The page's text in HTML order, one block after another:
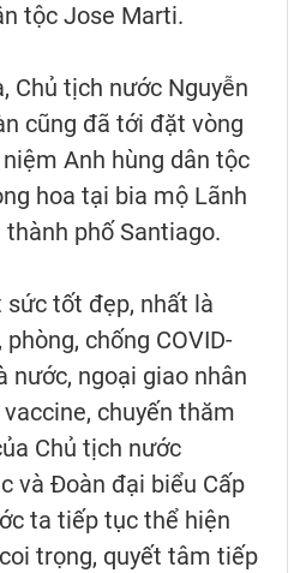
tộc Jose Marti.
Chủ tịch nước Nguyễn
cũng đã tới đặt vòng
Anh hùng dân tộc
hoa tại bia mộ Lãnh
phố Santiago.
tốt đẹp, nhất là
chống COVID-
nước, ngoại giao nhân
chuyến thăm
Chủ tịch nước
và Đoàn đại biểu Cấp
ta tiếp tục thể hiện
trọng, quyết tâm tiếp